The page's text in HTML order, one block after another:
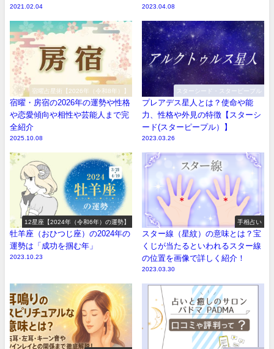
2021.02.04 2023.04.08
宿曜占星術【2026年（令和8年）】
宿曜・房宿の2026年の運勢や性格
や恋愛傾向や相性や芸能人まで完
全紹介
2025.10.08
スターシード・スターピープル
プレアデス星人とは？使命や能
力、性格や外見の特徴【スターシ
ード(スターピープル）】
2023.03.26
12星座【2024年（令和6年）の運勢】
牡羊座（おひつじ座）の2024年の
運勢は「成功を掴む年」
2023.10.23
手相占い
スター線（星紋）の意味とは？宝
くじが当たるといわれるスター線
の位置を画像で詳しく紹介！
2023.03.30